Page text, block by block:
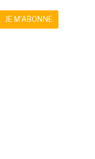
JE M'ABONNE